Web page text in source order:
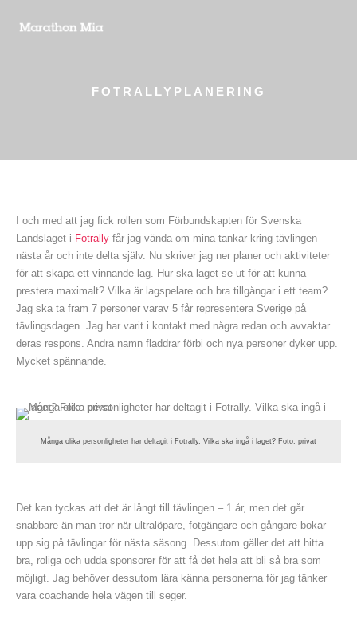
FOTRALLYPLANERING
I och med att jag fick rollen som Förbundskapten för Svenska
Landslaget i Fotrallyfår jag vända om mina tankar kring tävlingen
nästa år och inte delta själv. Nu skriver jag ner planer och aktiviteter
för att skapa ett vinnande lag. Hur ska laget se ut för att kunna
prestera maximalt? Vilka är lagspelare och bra tillgångar i ett team?
Jag ska ta fram 7 personer varav 5 får representera Sverige på
tävlingsdagen. Jag har varit i kontakt med några redan och avvaktar
deras respons. Andra namn fladdrar förbi och nya personer dyker upp.
Mycket spännande.
Många olika personligheter har deltagit i Fotrally. Vilka ska ingå i laget? Foto: privat
Det kan tyckas att det är långt till tävlingen – 1 år, men det går
snabbare än man tror när ultralöpare, fotgängare och gångare bokar
upp sig på tävlingar för nästa säsong. Dessutom gäller det att hitta
bra, roliga och udda sponsorer för att få det hela att bli så bra som
möjligt. Jag behöver dessutom lära känna personerna för jag tänker
vara coachande hela vägen till seger.